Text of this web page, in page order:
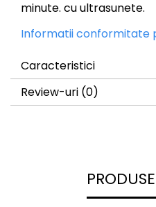
minute. cu ultrasunete.
Informatii conformitate
Caracteristici
Review-uri (0)